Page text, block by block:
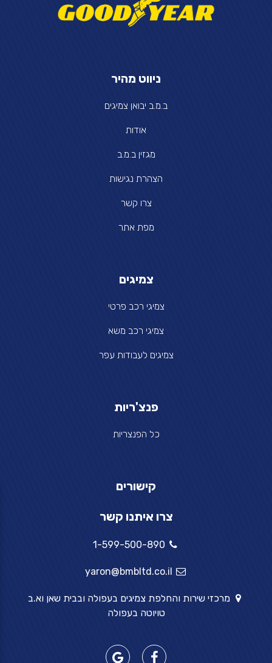
ניווט מהיר
ב.מ.ב יבואן צמיגים
אודות
מגזין ב.מ.ב
הצהרת נגישות
צרו קשר
מפת אתר
צמיגים
צמיגי רכב פרטי
צמיגי רכב משא
צמיגים לעבודות עפר
פנצ'ריות
כל הפנצריות
קישורים
צרו איתנו קשר
1-599-500-890
yaron@bmbltd.co.il
מרכזי שירות והחלפת צמיגים בעפולה ובבית שאן וא.ב
טויוטה בעפולה